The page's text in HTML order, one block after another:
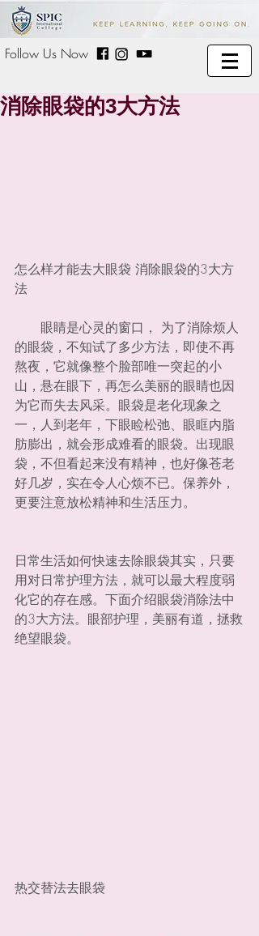
Follow Us Now
消除眼袋的3大方法
怎么样才能去大眼袋 消除眼袋的3大方
法
眼睛是心灵的窗口， 为了消除烦人
的眼袋，不知试了多少方法，即使不再
熬夜，它就像整个脸部唯一突起的小
山，悬在眼下，再怎么美丽的眼睛也因
为它而失去风采。眼袋是老化现象之
一，人到老年，下眼睑松弛、眼眶内脂
肪膨出，就会形成难看的眼袋。出现眼
袋，不但看起来没有精神，也好像苍老
好几岁，实在令人心烦不已。保养外，
更要注意放松精神和生活压力。
日常生活如何快速去除眼袋其实，只要
用对日常护理方法，就可以最大程度弱
化它的存在感。下面介绍眼袋消除法中
的3大方法。眼部护理，美丽有道，拯救
绝望眼袋。
热交替法去眼袋